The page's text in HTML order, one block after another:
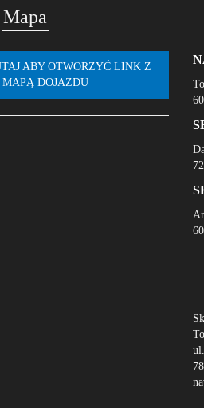
Mapa
ABY OTWORZYĆ LINK Z
MAPĄ DOJAZDU